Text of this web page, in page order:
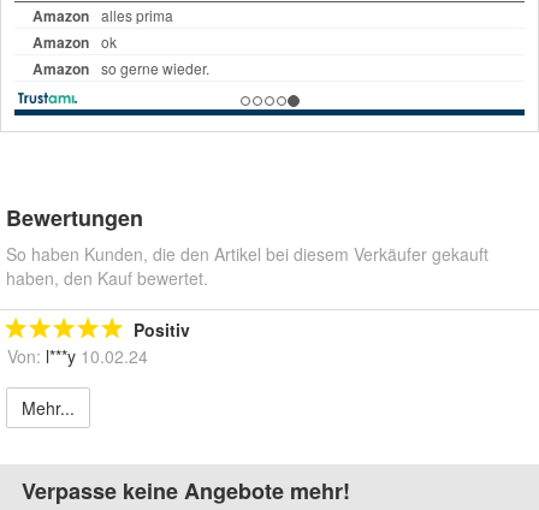
Bewertungen
So haben Kunden, die den Artikel bei diesem Verkäufer gekauft
haben, den Kauf bewertet.
Positiv
Von: l***y 10.02.24
Mehr...
Verpasse keine Angebote mehr!